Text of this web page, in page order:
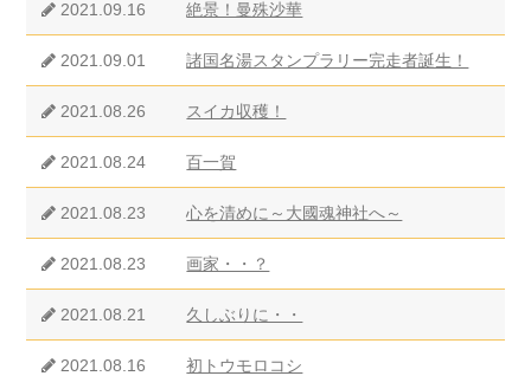
2021.09.16 絶景！曼殊沙華
2021.09.01 諸国名湯スタンプラリー完走者誕生！
2021.08.26 スイカ収穫！
2021.08.24 百一賀
2021.08.23 心を清めに～大國魂神社へ～
2021.08.23 画家・・？
2021.08.21 久しぶりに・・
2021.08.16 初トウモロコシ